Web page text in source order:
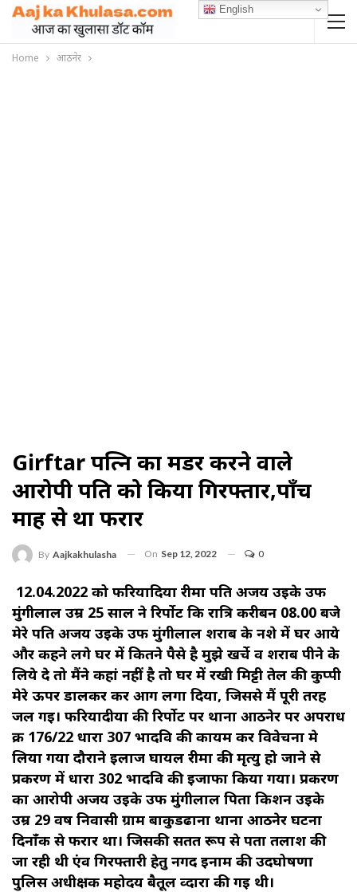
Home आठनेर
Girftar पत्नि का मर्डर करने वाले
आरोपी पति को किया गिरफ्तार,पाँच
माह से था फरार
By Aajkakhulasha On Sep 12, 2022 0
12.04.2022 को फरियादिया रीमा पति अजय उईके उर्फ
मुंगीलाल उम्र 25 साल ने रिर्पोट कि रात्रि करीबन 08.00 बजे
मेरे पति अजय उईके उर्फ मुंगीलाल शराब के नशे में घर आये
और कहने लगे घर में कितने पैसे है मुझे खर्चे व शराब पीने के
लिये दे तो मैंने कहां नहीं है तो घर में रखी मिट्टी तेल की कुप्पी
मेरे ऊपर डालकर कर आग लगा दिया, जिससे मैं पूरी तरह
जल गई। फरियादीया की रिर्पोट पर थाना आठनेर पर अपराध
क्र 176/22 धारा 307 भादवि की कायम कर विवेचना मे
लिया गया दौराने ईलाज घायल रीमा की मृत्यु हो जाने से
प्रकरण में धारा 302 भादवि की ईजाफा किया गया। प्रकरण
का आरोपी अजय उईके उर्फ मुंगीलाल पिता किशन उईके
उम्र 29 वर्ष निवासी ग्राम बाकुडढाना थाना आठनेर घटना
दिनाँक से फरार था। जिसकी सतत रूप से पता तलाश की
जा रही थी एंव गिरफ्तारी हेतु नगद ईनाम की उदघोषणा
पुलिस अधीक्षक महोदय बैतूल व्दारा की गई थी।
English